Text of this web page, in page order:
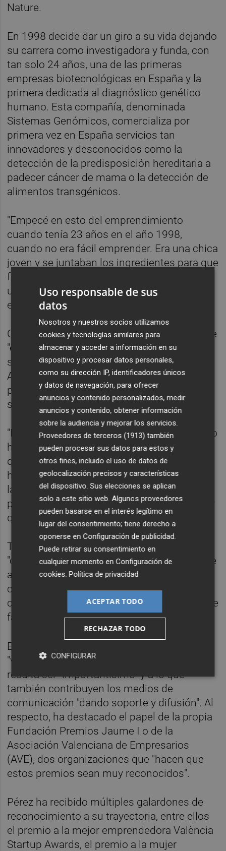
Nature.
En 1998 decide dar un giro a su vida dejando
su carrera como investigadora y funda, con
tan solo 24 años, una de las primeras
empresas biotecnológicas en España y la
primera dedicada al diagnóstico genético
humano. Esta compañía, denominada
Sistemas Genómicos, comercializa por
primera vez en España servicios tan
innovadores y desconocidos como la
detección de la predisposición hereditaria a
padecer cáncer de mama o la detección de
alimentos transgénicos.
"Empecé en esto del emprendimiento
cuando tenía 23 años en el año 1998,
cuando no era fácil emprender. Era una chica
joven y se juntaban los ingredientes para que
fuera una tormenta perfecta y que costara
un esfuerzo extra para sacarlo adelante", ha
expresado.
Cree que su caso es un claro ejemplo de que
"el tesón y la fuerza de voluntad hacen que
se pueda conseguir con lo que uno sueña".
Así, ha animado a los jóvenes que tengan
proyectos que los "planteen a la sociedad" y
se inicien en el emprendimiento.
"Hace tiempo emprender era algo difícil, pero
hoy en día la sociedad ya es consciente de
que es algo que todos los países necesitan",
ha valorado, Pérez, que ha apostado por que
las administraciones impulsen acciones
para "fomentar la tasa de emprendimiento" y
que sea "cada vez mayor".
También ha reivindicado el fomento de una
"cultura emprendedora" en España, dado que
actualmente "falta" en universidades y
colegios, para lo que ha abogado por
comenzar a inculcarla en los alumnos "desde
fases tempranas".
En esta línea, ha resaltado la importancia de
"visibilizar los casos de éxito", algo que
resulta ser "importantísimo" y a lo que
también contribuyen los medios de
comunicación "dando soporte y difusión". Al
respecto, ha destacado el papel de la propia
Fundación Premios Jaume I o de la
Asociación Valenciana de Empresarios
(AVE), dos organizaciones que "hacen que
estos premios sean muy reconocidos".
Pérez ha recibido múltiples galardones de
reconocimiento a su trayectoria, entre ellos
el premio a la mejor emprendedora València
Startup Awards, el premio a la mujer
Uso responsable de sus
datos
Nosotros y nuestros socios utilizamos
cookies y tecnologías similares para
almacenar y acceder a información en su
dispositivo y procesar datos personales,
como su dirección IP, identificadores únicos
y datos de navegación, para ofrecer
anuncios y contenido personalizados, medir
anuncios y contenido, obtener información
sobre la audiencia y mejorar los servicios.
Proveedores de terceros (1913) también
pueden procesar sus datos para estos y
otros fines, incluido el uso de datos de
geolocalización precisos y características
del dispositivo. Sus elecciones se aplican
solo a este sitio web. Algunos proveedores
pueden basarse en el interés legítimo en
lugar del consentimiento; tiene derecho a
oponerse enConfiguración de publicidad
Puede retirar su consentimiento en
cualquier momento enConfiguración de
cookies .Política de privacidad
ACEPTAR TODO
RECHAZAR TODO
CONFIGURAR